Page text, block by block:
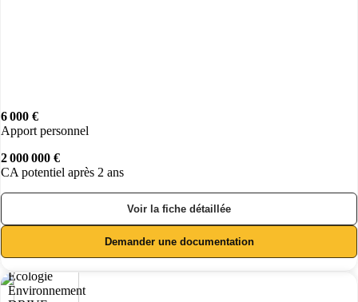
6 000 €
Apport personnel
2 000 000 €
CA potentiel après 2 ans
Voir la fiche détaillée
Demander une documentation